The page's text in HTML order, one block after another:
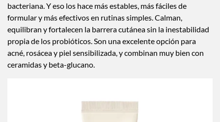
bacteriana. Y eso los hace más estables, más fáciles de
formular y más efectivos en rutinas simples. Calman,
equilibran y fortalecen la barrera cutánea sin la inestabilidad
propia de los probióticos. Son una excelente opción para
acné, rosácea y piel sensibilizada, y combinan muy bien con
ceramidas y beta-glucano.